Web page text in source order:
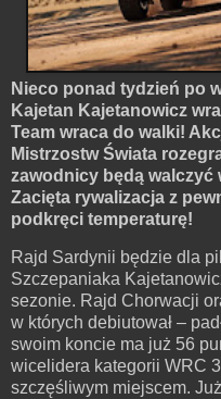
Nieco ponad tydzień po
Kajetan Kajetanowicz
Team wraca do walki!
Mistrzostw Świata
zawodnicy będą walczyć
Zacięta rywalizacja z
podkręci temperaturę!
Rajd Sardynii będzie dla
Szczepaniaka
sezonie. Rajd Chorwacji
w których debiutował –
swoim koncie ma już 56
wicelidera kategorii WRC
szczęśliwym miejscem.